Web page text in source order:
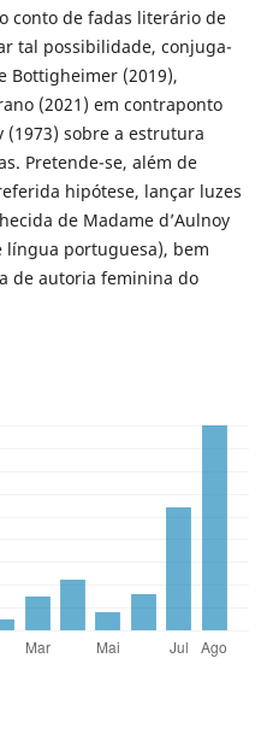
conto de fadas literário de
tal possibilidade, conjuga-
Bottigheimer (2019),
(2021) em contraponto
(1973) sobre a estrutura
Pretende-se, além de
hipótese, lançar luzes
de Madame d’Aulnoy
língua portuguesa), bem
de autoria feminina do